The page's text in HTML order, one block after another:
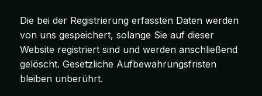
Die bei der Registrierung erfassten Daten werden
von uns gespeichert, solange Sie auf dieser
Website registriert sind und werden anschließend
gelöscht. Gesetzliche Aufbewahrungsfristen
bleiben unberührt.